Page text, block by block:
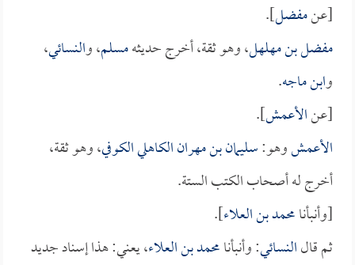
[عنمفضل].
مفضل بن مهلهل، وهو ثقة، أخرج حديثهمسلم، والنسائي،
وابن ماجه.
[عنالأعمش].
الأعمشوهو:سليمان بن مهران الكاهلي الكوفي، وهو ثقة،
أخرج له أصحاب الكتب الستة.
[وأنبأنامحمد بن العلاء].
ثم قالالنسائي: وأنبأنامحمد بن العلاء، يعني: هذا إسناد جديد